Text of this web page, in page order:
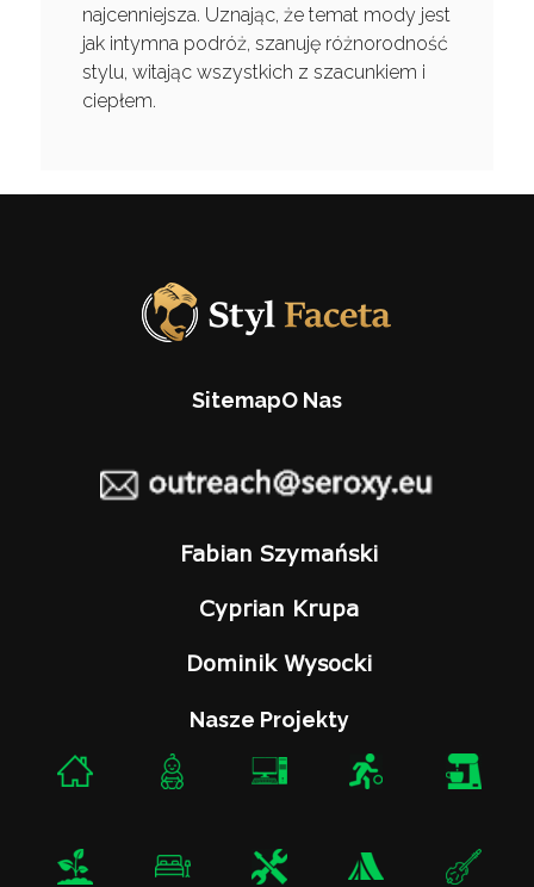
najcenniejsza. Uznając, że temat mody jest
jak intymna podróż, szanuję różnorodność
stylu, witając wszystkich z szacunkiem i
ciepłem.
SitemapO Nas
Fabian Szymański
Cyprian Krupa
Dominik Wysocki
Nasze Projekty